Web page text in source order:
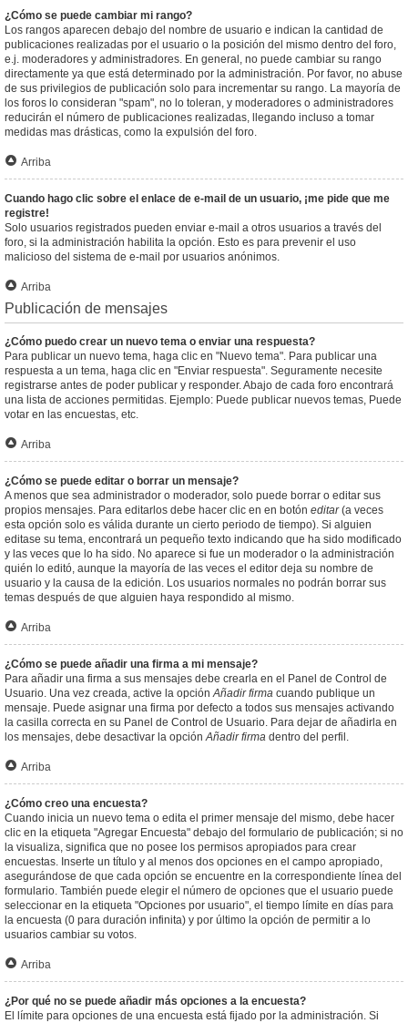
¿Cómo se puede cambiar mi rango?
Los rangos aparecen debajo del nombre de usuario e indican la cantidad de
publicaciones realizadas por el usuario o la posición del mismo dentro del foro,
e.j. moderadores y administradores. En general, no puede cambiar su rango
directamente ya que está determinado por la administración. Por favor, no abuse
de sus privilegios de publicación solo para incrementar su rango. La mayoría de
los foros lo consideran "spam", no lo toleran, y moderadores o administradores
reducirán el número de publicaciones realizadas, llegando incluso a tomar
medidas mas drásticas, como la expulsión del foro.
Arriba
Cuando hago clic sobre el enlace de e-mail de un usuario, ¡me pide que me
registre!
Solo usuarios registrados pueden enviar e-mail a otros usuarios a través del
foro, si la administración habilita la opción. Esto es para prevenir el uso
malicioso del sistema de e-mail por usuarios anónimos.
Arriba
Publicación de mensajes
¿Cómo puedo crear un nuevo tema o enviar una respuesta?
Para publicar un nuevo tema, haga clic en "Nuevo tema". Para publicar una
respuesta a un tema, haga clic en "Enviar respuesta". Seguramente necesite
registrarse antes de poder publicar y responder. Abajo de cada foro encontrará
una lista de acciones permitidas. Ejemplo: Puede publicar nuevos temas, Puede
votar en las encuestas, etc.
Arriba
¿Cómo se puede editar o borrar un mensaje?
A menos que sea administrador o moderador, solo puede borrar o editar sus
propios mensajes. Para editarlos debe hacer clic en en botón editar(a veces
esta opción solo es válida durante un cierto periodo de tiempo). Si alguien
editase su tema, encontrará un pequeño texto indicando que ha sido modificado
y las veces que lo ha sido. No aparece si fue un moderador o la administración
quién lo editó, aunque la mayoría de las veces el editor deja su nombre de
usuario y la causa de la edición. Los usuarios normales no podrán borrar sus
temas después de que alguien haya respondido al mismo.
Arriba
¿Cómo se puede añadir una firma a mi mensaje?
Para añadir una firma a sus mensajes debe crearla en el Panel de Control de
Usuario. Una vez creada, active la opciónAñadir firma cuando publique un
mensaje. Puede asignar una firma por defecto a todos sus mensajes activando
la casilla correcta en su Panel de Control de Usuario. Para dejar de añadirla en
los mensajes, debe desactivar la opciónAñadir firma dentro del perfil.
Arriba
¿Cómo creo una encuesta?
Cuando inicia un nuevo tema o edita el primer mensaje del mismo, debe hacer
clic en la etiqueta "Agregar Encuesta" debajo del formulario de publicación; si no
la visualiza, significa que no posee los permisos apropiados para crear
encuestas. Inserte un título y al menos dos opciones en el campo apropiado,
asegurándose de que cada opción se encuentre en la correspondiente línea del
formulario. También puede elegir el número de opciones que el usuario puede
seleccionar en la etiqueta "Opciones por usuario", el tiempo límite en días para
la encuesta (0 para duración infinita) y por último la opción de permitir a lo
usuarios cambiar su votos.
Arriba
¿Por qué no se puede añadir más opciones a la encuesta?
El límite para opciones de una encuesta está fijado por la administración. Si